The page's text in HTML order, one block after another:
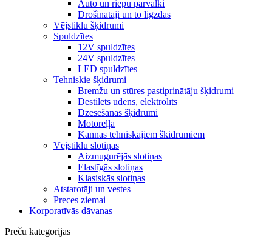
Auto un riepu pārvalki
Drošinātāji un to ligzdas
Vējstiklu šķidrumi
Spuldzītes
12V spuldzītes
24V spuldzītes
LED spuldzītes
Tehniskie šķidrumi
Bremžu un stūres pastiprinātāju šķidrumi
Destilēts ūdens, elektrolīts
Dzesēšanas šķidrumi
Motoreļļa
Kannas tehniskajiem škidrumiem
Vējstiklu slotiņas
Aizmugurējās slotiņas
Elastīgās slotiņas
Klasiskās slotiņas
Atstarotāji un vestes
Preces ziemai
Korporatīvās dāvanas
Preču kategorijas